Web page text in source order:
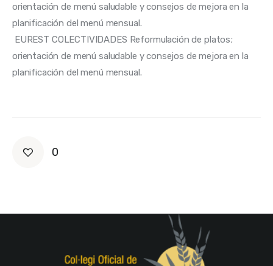
orientación de menú saludable y consejos de mejora en la
planificación del menú mensual.
orientación de menú saludable y consejos de mejora en la
planificación del menú mensual.
0